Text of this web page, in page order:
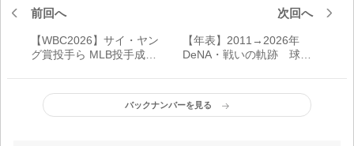
前回へ
【WBC2026】サイ・ヤン
グ賞投手ら MLB投手成績
ター集結｜投手編
次回へ
【年表】2011→2026年
DeNA・戦いの軌跡 球団
バックナンバーを見る